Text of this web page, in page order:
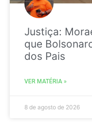
Justiça:
que
dos Pais
VER MATÉRIA »
8 de agosto de 2026